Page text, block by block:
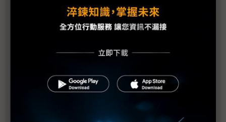
Google I/O 2026全面AI化 揭示Gemini代理式企業
Sundar Pichai點名AI預算為企業痛點 Gemini 3.5
Flash應運而生
Googlebook點燃AI NB新戰局 英特爾、高通、聯